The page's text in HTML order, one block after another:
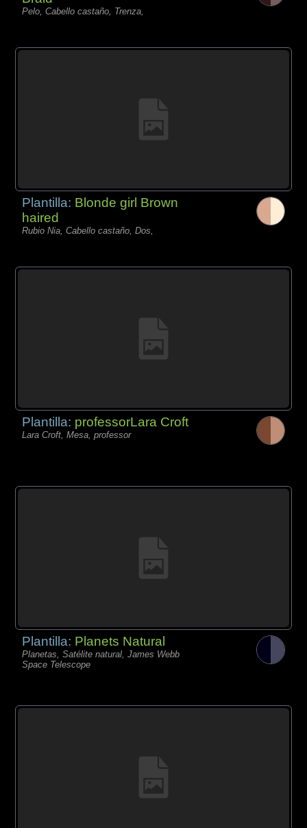
Pelo, Cabello castaño, Trenza,
Plantilla: Blonde girl Brown
haired
Rubio Nia, Cabello castaño, Dos,
Plantilla: professorLara Croft
Lara Croft, Mesa, professor
Plantilla: Planets Natural
Planetas, Satélite natural, James Webb
Space Telescope